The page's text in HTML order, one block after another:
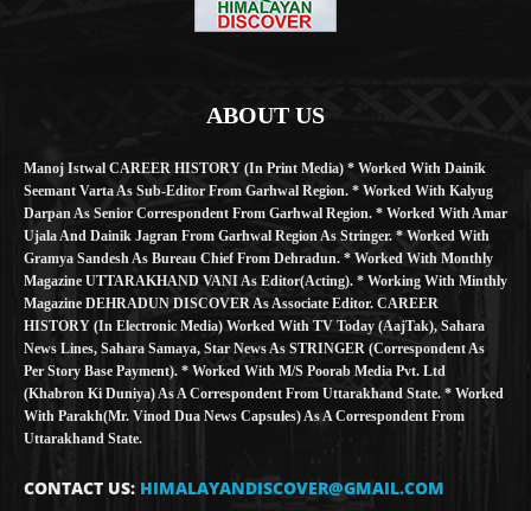
ABOUT US
Manoj Istwal CAREER HISTORY (in Print Media) * Worked With Dainik
Seemant Varta As Sub-Editor From Garhwal Region. * Worked With Kalyug
Darpan As Senior Correspondent From Garhwal Region. * Worked With Amar
Ujala And Dainik Jagran From Garhwal Region As Stringer. * Worked With
Gramya Sandesh As Bureau Chief From Dehradun. * Worked With Monthly
Magazine UTTARAKHAND VANI As Editor(Acting). * Working With Minthly
Magazine DEHRADUN DISCOVER As Associate Editor. CAREER
HISTORY (in Electronic Media) Worked With TV Today (AajTak), Sahara
News Lines, Sahara Samaya, Star News As STRINGER (Correspondent As
Per Story Base Payment). * Worked With M/S Poorab Media Pvt. Ltd
(Khabron Ki Duniya) As A Correspondent From Uttarakhand State. * Worked
With Parakh(Mr. Vinod Dua News Capsules) As A Correspondent From
Uttarakhand State.
CONTACT US: HIMALAYANDISCOVER@GMAIL.COM